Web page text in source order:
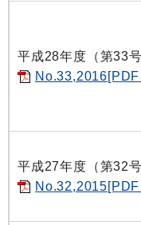
平成28年度（第33号
No.33,2016[PDF
平成27年度（第32号
No.32,2015[PDF